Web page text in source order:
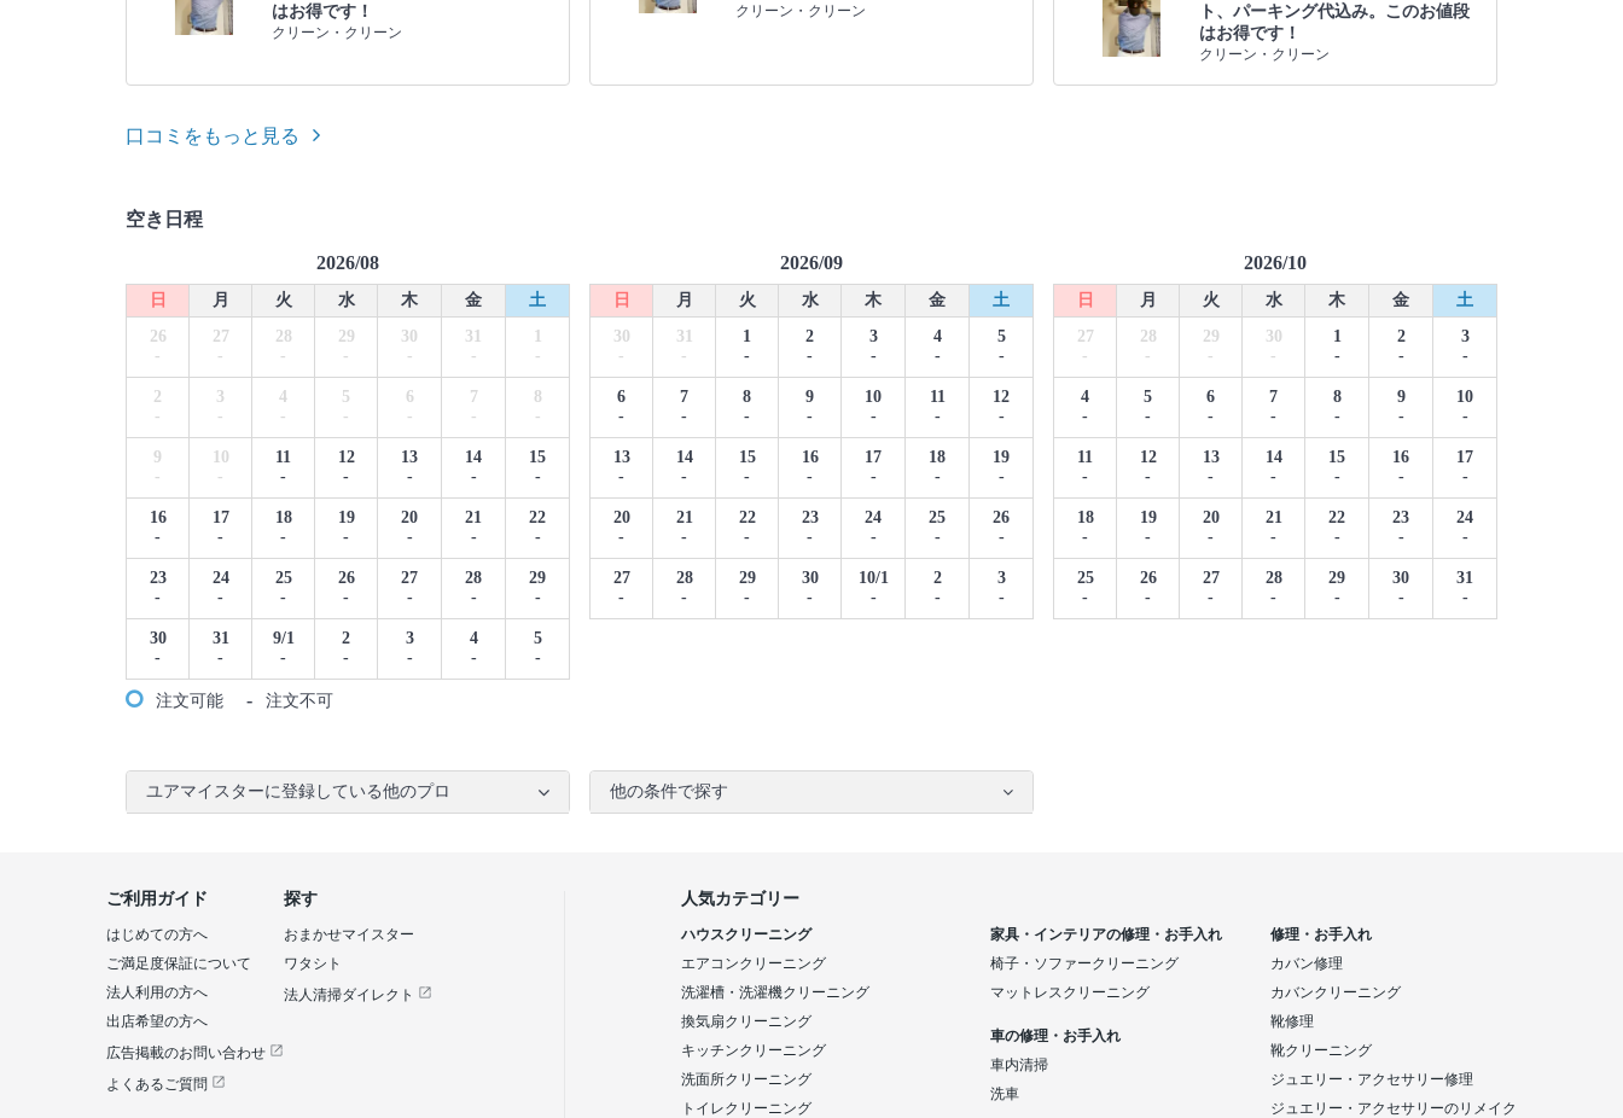
はお得です！
クリーン・クリーン
クリーン・クリーン
ト、パーキング代込み。このお値段
はお得です！
クリーン・クリーン
口コミをもっと見る
空き日程
2026/08
日 月 火 水 木 金
土
26
-
27
-
28
-
29
-
30
-
31
-
1
-
2
-
3
-
4
-
5
-
6
-
7
-
8
-
9
-
10
-
11
-
12
-
13
-
14
-
15
-
16
-
17
-
18
-
19
-
20
-
21
-
22
-
23
-
24
-
25
-
26
-
27
-
28
-
29
-
30
-
31
-
9/1
-
2
-
3
-
4
-
5
-
2026/09
日 月 火 水 木 金
土
30
-
31
-
1
-
2
-
3
-
4
-
5
-
6
-
7
-
8
-
9
-
10
-
11
-
12
-
13
-
14
-
15
-
16
-
17
-
18
-
19
-
20
-
21
-
22
-
23
-
24
-
25
-
26
-
27
-
28
-
29
-
30
-
10/1
-
2
-
3
-
2026/10
日 月 火 水 木 金
土
27
-
28
-
29
-
30
-
1
-
2
-
3
-
4
-
5
-
6
-
7
-
8
-
9
-
10
-
11
-
12
-
13
-
14
-
15
-
16
-
17
-
18
-
19
-
20
-
21
-
22
-
23
-
24
-
25
-
26
-
27
-
28
-
29
-
30
-
31
-
注文可能 - 注文不可
ユアマイスターに登録している他のプロ 他の条件で探す
探す
おまかせマイスター
ワタシト
法人清掃ダイレクト
ご利用ガイド
はじめての方へ
ご満足度保証について
法人利用の方へ
出店希望の方へ
広告掲載のお問い合わせ
よくあるご質問
人気カテゴリー
ハウスクリーニング
エアコンクリーニング
洗濯槽・洗濯機クリーニング
換気扇クリーニング
キッチンクリーニング
洗面所クリーニング
トイレクリーニング
家具・インテリアの修理・お手入れ
椅子・ソファークリーニング
マットレスクリーニング
車の修理・お手入れ
車内清掃
洗車
修理・お手入れ
カバン修理
カバンクリーニング
靴修理
靴クリーニング
ジュエリー・アクセサリー修理
ジュエリー・アクセサリーのリメイク